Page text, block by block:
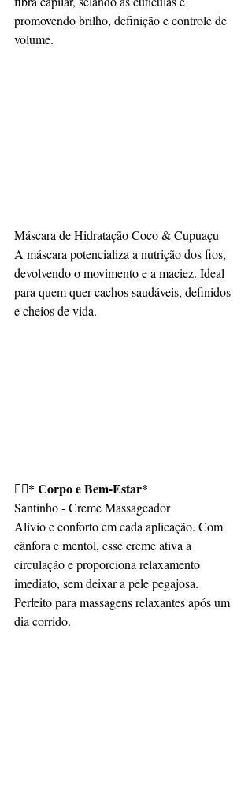
promovendo brilho, definição e controle de
volume.
Máscara de Hidratação Coco & Cupuaçu
A máscara potencializa a nutrição dos fios,
devolvendo o movimento e a maciez. Ideal
para quem quer cachos saudáveis, definidos
e cheios de vida.
💆‍♀️* Corpo e Bem-Estar*
Santinho - Creme Massageador
Alívio e conforto em cada aplicação. Com
cânfora e mentol, esse creme ativa a
circulação e proporciona relaxamento
imediato, sem deixar a pele pegajosa.
Perfeito para massagens relaxantes após um
dia corrido.